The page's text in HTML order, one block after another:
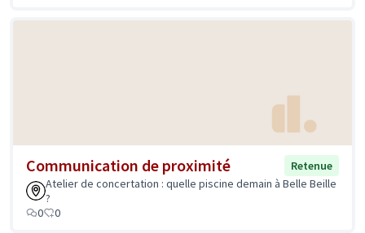
Communication de proximité
Retenue
Atelier de concertation : quelle piscine demain à Belle Beille
?
0
0